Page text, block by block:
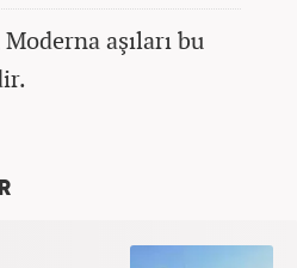
aşıları bu